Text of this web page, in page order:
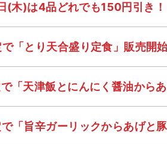
(木)は4品どれでも150円引き！
「とり天合盛り定食」販売開始
「天津飯とにんにく醤油から
「旨辛ガーリックからあげと